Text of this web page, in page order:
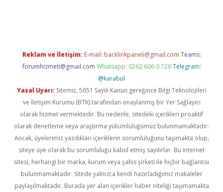
Reklam ve İletişim: E-mail: backlinkpaneli@gmail.com Teams:
forumhizmeti@gmail.com Whatsapp: 0262 606 0 726 Telegram:
@karabul
Yasal Uyarı: Sitemiz, 5651 Sayılı Kanun gereğince Bilgi Teknolojileri
ve İletişim Kurumu (BTK) tarafından onaylanmış bir Yer Sağlayıcı
olarak hizmet vermektedir. Bu nedenle, sitedeki içerikleri proaktif
olarak denetleme veya araştırma yükümlülüğümüz bulunmamaktadır.
Ancak, üyelerimiz yazdıkları içeriklerin sorumluluğunu taşımakta olup,
siteye üye olarak bu sorumluluğu kabul etmiş sayılırlar. Bu internet
sitesi, herhangi bir marka, kurum veya şahıs şirketi ile hiçbir bağlantısı
bulunmamaktadır. Sitede yalnızca kendi hazırladığımız makaleler
paylaşılmaktadır. Burada yer alan içerikler haber niteliği taşımamakta